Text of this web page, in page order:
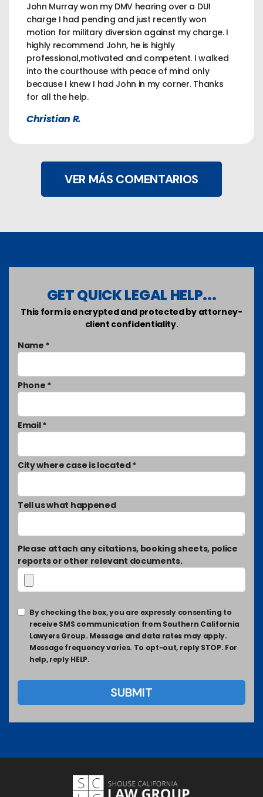
John Murray won my DMV hearing over a DUI
charge I had pending and just recently won
motion for military diversion against my charge. I
highly recommend John, he is highly
professional,motivated and competent. I walked
into the courthouse with peace of mind only
because I knew I had John in my corner. Thanks
for all the help.
Christian R.
VER MÁS COMENTARIOS
GET QUICK LEGAL HELP...
This form is encrypted and protected by attorney-
client confidentiality.
Name *
Phone *
Email *
City where case is located *
Tell us what happened
Please attach any citations, booking sheets, police
reports or other relevant documents.
By checking the box, you are expressly consenting to
receive SMS communication from Southern California
Lawyers Group. Message and data rates may apply.
Message frequency varies. To opt-out, reply STOP. For
help, reply HELP.